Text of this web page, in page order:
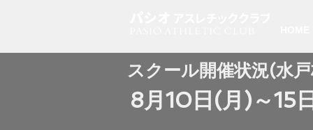
スクール開催状況(水
8月10日(月)～15